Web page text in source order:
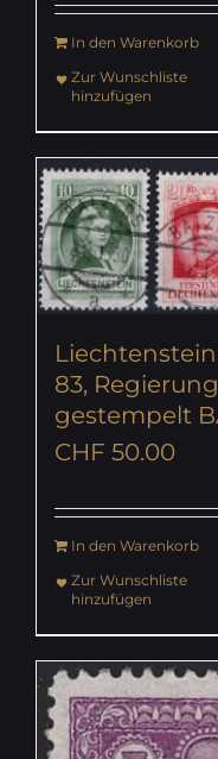
In den Warenkorb
Zur Wunschliste
hinzufügen
83,
gestempelt
CHF 50.00
In den Warenkorb
Zur Wunschliste
hinzufügen